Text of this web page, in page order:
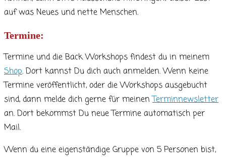
auf was Neues und nette Menschen.
Termine:
Termine und die Back Workshops findest du in meinem
Shop. Dort kannst Du dich auch anmelden. Wenn keine
Termine veröffentlicht, oder die Workshops ausgebucht
sind, dann melde dich gerne für meinenTerminnewsletter
an. Dort bekommst Du neue Termine automatisch per
Mail.
Wenn du eine eigenständige Gruppe von 5 Personen bist,